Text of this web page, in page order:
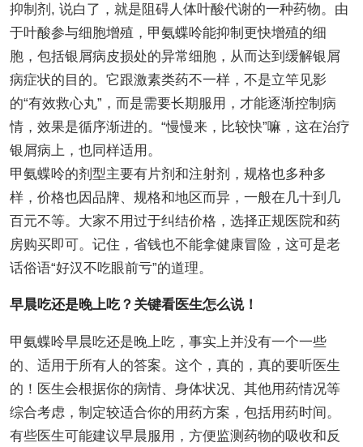
抑制剂, 说白了，就是阻碍人体叶酸代谢的一种药物。由
于叶酸参与细胞增殖，甲氨蝶呤能抑制更快增殖的细
胞，包括银屑病皮损处的异常细胞，从而达到缓解银屑
病症状的目的。它跟激素类药不一样，不是立竿见影
的“有效救心丸”，而是需要长期服用，才能逐渐控制病
情，效果是循序渐进的。“慢慢来，比较快”嘛，这在治疗
银屑病上，也同样适用。
甲氨蝶呤的剂型主要有片剂和注射剂，规格也多种多
样，价格也因品牌、规格和地区而异，一般在几十到几
百元不等。大家不用过于纠结价格，选择正规医院和药
房购买即可。记住，省钱也不能拿健康冒险，这可是老
话俗语“好汉不吃眼前亏”的道理。
早晨吃还是晚上吃？关键看医生怎么说！
甲氨蝶呤早晨吃还是晚上吃，事实上并没有一个一些
的、适用于所有人的答案。这个，真的，真的要听医生
的！医生会根据你的病情、身体状况、其他用药情况等
综合考虑，制定较适合你的用药方案，包括用药时间。
有些医生可能建议早晨服用，方便监测药物的吸收和反